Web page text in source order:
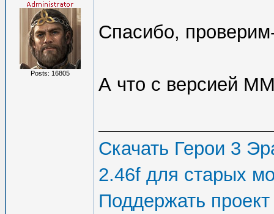
Posts: 16805
Спасибо,
А что с версией
Скачать Герои 3
2.46f для старых
Поддержать проект